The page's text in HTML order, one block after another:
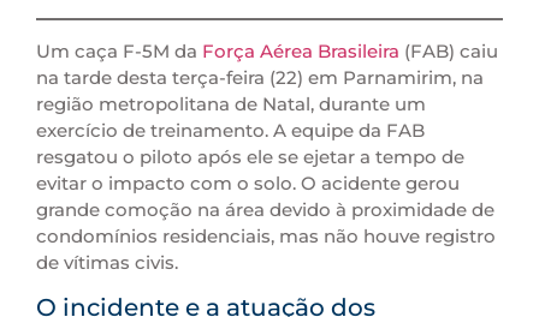
Um caça F-5M da Força Aérea Brasileira (FAB) caiu
na tarde desta terça-feira (22) em Parnamirim, na
região metropolitana de Natal, durante um
exercício de treinamento. A equipe da FAB
resgatou o piloto após ele se ejetar a tempo de
evitar o impacto com o solo. O acidente gerou
grande comoção na área devido à proximidade de
condomínios residenciais, mas não houve registro
de vítimas civis.
O incidente e a atuação dos